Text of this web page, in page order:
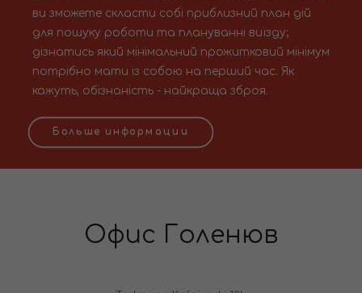
ви зможете скласти собі приблизний план дій
для пошуку роботи та плануванні виїзду;
дізнатись який мінімальний прожитковий мінімум
потрібно мати із собою на перший час. Як
кажуть, обізнаність - найкраща зброя.
Больше информации
Офис Голенюв